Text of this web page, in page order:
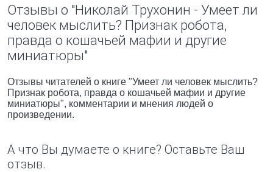
Отзывы о "Николай Трухонин - Умеет ли
человек мыслить? Признак робота,
правда о кошачьей мафии и другие
миниатюры"
Отзывы читателей о книге "Умеет ли человек мыслить?
Признак робота, правда о кошачьей мафии и другие
миниатюры", комментарии и мнения людей о
произведении.
А что Вы думаете о книге? Оставьте Ваш
отзыв.